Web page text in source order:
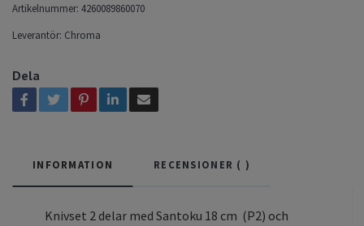
Artikelnummer: 4260089860070
Leverantör: Chroma
Dela
INFORMATION RECENSIONER ( )
Knivset 2 delar med Santoku 18 cm (P2) och